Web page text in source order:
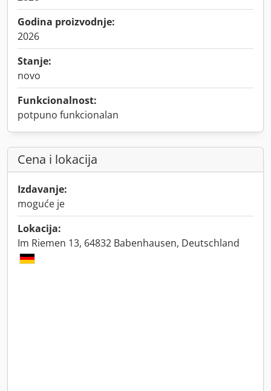
Godina proizvodnje:
2026
Stanje:
novo
Funkcionalnost:
potpuno funkcionalan
Cena i lokacija
Izdavanje:
moguće je
Lokacija:
Im Riemen 13, 64832 Babenhausen, Deutschland